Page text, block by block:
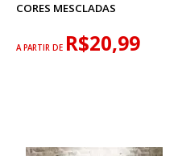
CORES MESCLADAS
A PARTIR DE R$20,99